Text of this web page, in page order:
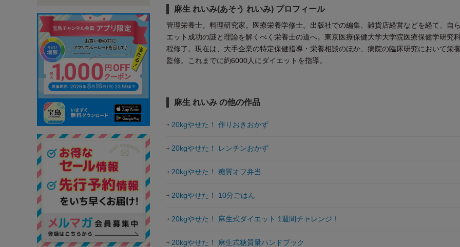
麻生 れいみ(あそう れいみ) プロフィール
管理栄養士。料理研究家。医療栄養学修士。出版社での編集、雑貨店経営などを経て、自
エット成功の謎と理論を解くべく栄養士の道へ。東京医療保健大学大学院医療保健学研究
程修了。現在は、大手企業の特定保健指導・栄養相談のほか、病院の臨床研究において栄
監修。これまでに約6000人にダイエットを指導。
麻生 れいみ の他の作品
20kgやせた！ 作りおきおかず
20kgやせた！ レンチンおかず
20kgやせた！ 糖質オフ弁当
20kgやせた！ 10分ごはん
20kgやせた！ 麻生式ダイエット 1週間チャレンジ！
20kgやせた！ 麻生式糖質量ハンドブック